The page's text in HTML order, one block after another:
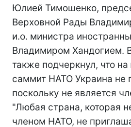
Юлией Тимошенко,
Верховной Рады
и.о. министра
Владимиром Хандогием.
также подчеркнул, что
саммит НАТО Украина не
поскольку не является
"Любая страна, которая
членом НАТО, не